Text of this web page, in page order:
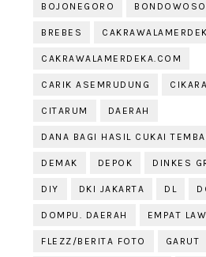
BOJONEGORO BONDOWOSO
BREBES
CAKRAWALAMERDEKA.COM
CARIK ASEMRUDUNG
CITARUM DAERAH
DANA BAGI HASIL CUKAI
DEMAK DEPOK DINKES
DIY DKI JAKARTA DL
DOMPU. DAERAH EMPAT
FLEZZ/BERITA FOTO GARUT